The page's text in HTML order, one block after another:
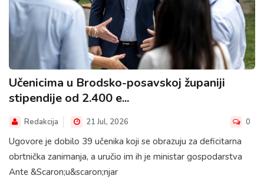
Učenicima u Brodsko-posavskoj županiji
stipendije od 2.400 e...
Redakcija 21 Jul, 2026 0
Ugovore je dobilo 39 učenika koji se obrazuju za deficitarna
obrtnička zanimanja, a uručio im ih je ministar gospodarstva
Ante &Scaron;u&scaron;njar